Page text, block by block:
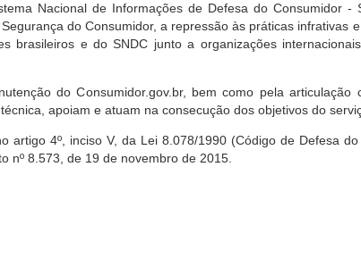
Nacional de Informações de Defesa do Consumidor
do Consumidor, a repressão às práticas infrativas
brasileiros e do SNDC junto a organizações
do Consumidor.gov.br, bem como pela
apoiam e atuam na consecução dos objetivos do
artigo 4º, inciso V, da Lei 8.078/1990 (Código de Defesa
nº 8.573, de 19 de novembro de 2015.